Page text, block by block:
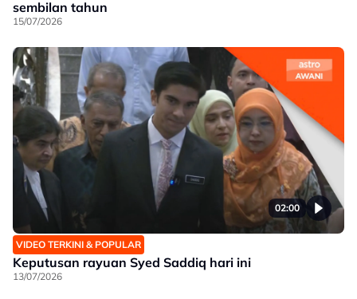
sembilan tahun
15/07/2026
02:00
VIDEO TERKINI & POPULAR
Keputusan rayuan Syed Saddiq hari ini
13/07/2026